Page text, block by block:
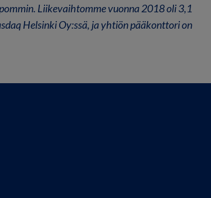
Liikevaihtomme vuonna 2018 oli 3,1
Helsinki Oy:ssä, ja yhtiön pääkonttori on